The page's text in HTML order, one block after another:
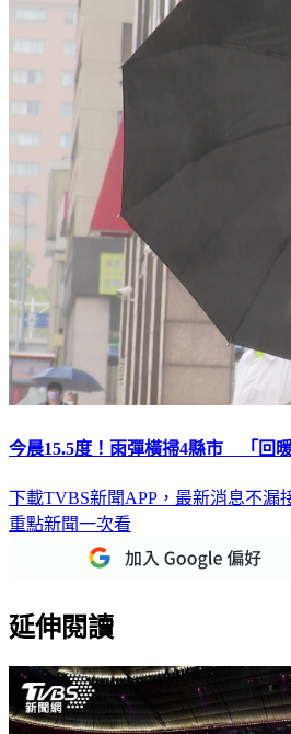
今晨15.5度！雨彈橫掃4縣市 「回
下載TVBS新聞APP，最新消息不漏
重點新聞一次看
延伸閱讀